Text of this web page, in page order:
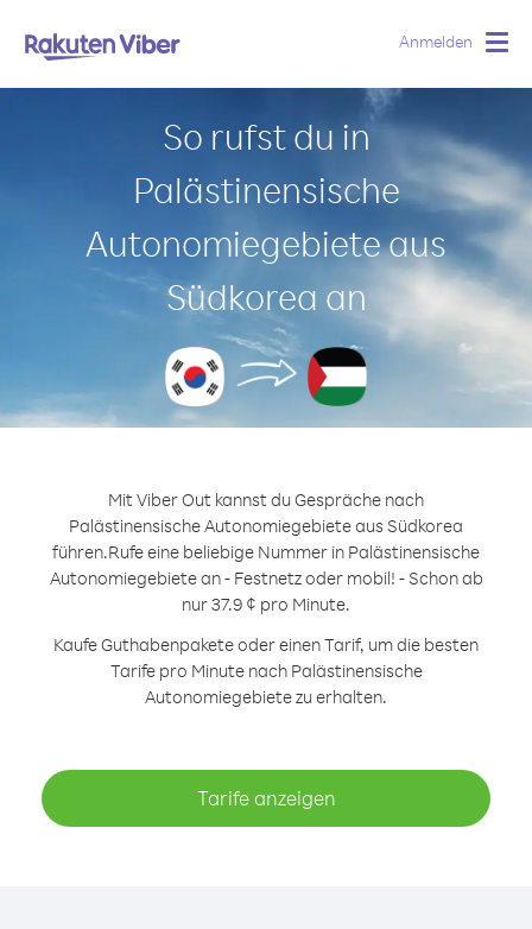
Anmelden
So rufst du in
Palästinensische
Autonomiegebiete aus
Südkorea an
Mit Viber Out kannst du Gespräche nach
Palästinensische Autonomiegebiete aus Südkorea
führen.Rufe eine beliebige Nummer in Palästinensische
Autonomiegebiete an - Festnetz oder mobil! - Schon ab
nur 37.9 ¢ pro Minute.
Kaufe Guthabenpakete oder einen Tarif, um die besten
Tarife pro Minute nach Palästinensische
Autonomiegebiete zu erhalten.
Tarife anzeigen